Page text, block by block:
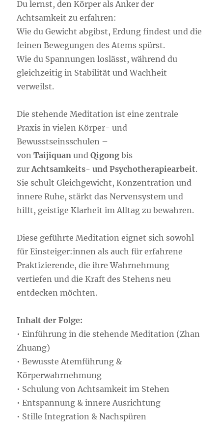
Du lernst, den Körper als Anker der
Achtsamkeit zu erfahren:
Wie du Gewicht abgibst, Erdung findest und die
feinen Bewegungen des Atems spürst.
Wie du Spannungen loslässt, während du
gleichzeitig in Stabilität und Wachheit
verweilst.
Die stehende Meditation ist eine zentrale
Praxis in vielen Körper- und
Bewusstseinsschulen –
vonTaijiquan undQigong bis
zurAchtsamkeits- und Psychotherapiearbeit.
Sie schult Gleichgewicht, Konzentration und
innere Ruhe, stärkt das Nervensystem und
hilft, geistige Klarheit im Alltag zu bewahren.
Diese geführte Meditation eignet sich sowohl
für Einsteiger:innen als auch für erfahrene
Praktizierende, die ihre Wahrnehmung
vertiefen und die Kraft des Stehens neu
entdecken möchten.
Inhalt der Folge:
• Einführung in die stehende Meditation (Zhan
Zhuang)
• Bewusste Atemführung &
Körperwahrnehmung
• Schulung von Achtsamkeit im Stehen
• Entspannung & innere Ausrichtung
• Stille Integration & Nachspüren